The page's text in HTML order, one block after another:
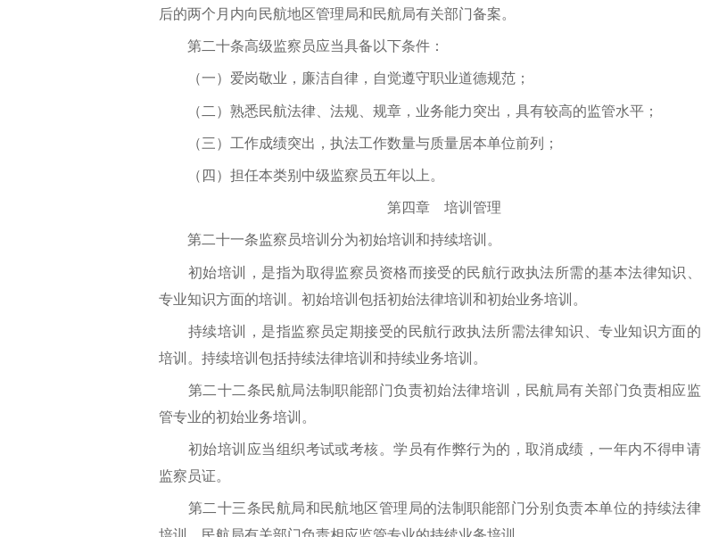
后的两个月内向民航地区管理局和民航局有关部门备案。
第二十条高级监察员应当具备以下条件：
（一）爱岗敬业，廉洁自律，自觉遵守职业道德规范；
（二）熟悉民航法律、法规、规章，业务能力突出，具有较高的监管水平；
（三）工作成绩突出，执法工作数量与质量居本单位前列；
（四）担任本类别中级监察员五年以上。
第四章 培训管理
第二十一条监察员培训分为初始培训和持续培训。
初始培训，是指为取得监察员资格而接受的民航行政执法所需的基本法律知识、
专业知识方面的培训。初始培训包括初始法律培训和初始业务培训。
持续培训，是指监察员定期接受的民航行政执法所需法律知识、专业知识方面的
培训。持续培训包括持续法律培训和持续业务培训。
第二十二条民航局法制职能部门负责初始法律培训，民航局有关部门负责相应监
管专业的初始业务培训。
初始培训应当组织考试或考核。学员有作弊行为的，取消成绩，一年内不得申请
监察员证。
第二十三条民航局和民航地区管理局的法制职能部门分别负责本单位的持续法律